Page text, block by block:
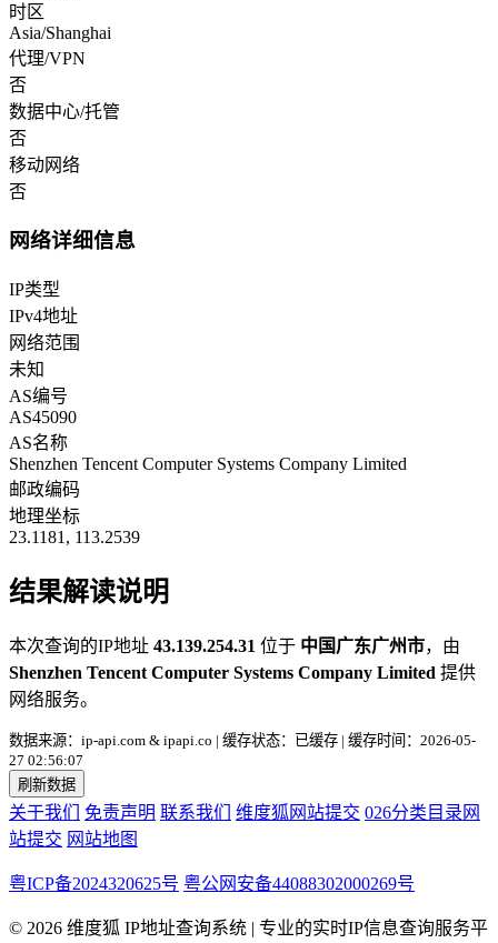
时区
Asia/Shanghai
代理/VPN
否
数据中心/托管
否
移动网络
否
网络详细信息
IP类型
IPv4地址
网络范围
未知
AS编号
AS45090
AS名称
Shenzhen Tencent Computer Systems Company Limited
邮政编码
地理坐标
23.1181, 113.2539
结果解读说明
本次查询的IP地址 43.139.254.31 位于 中国广东广州市，由
Shenzhen Tencent Computer Systems Company Limited 提供
网络服务。
数据来源：ip-api.com & ipapi.co | 缓存状态：已缓存 | 缓存时间：2026-05-
27 02:56:07
刷新数据
关于我们 免责声明 联系我们 维度狐网站提交 026分类目录网
站提交 网站地图
粤ICP备2024320625号 粤公网安备44088302000269号
© 2026 维度狐 IP地址查询系统 | 专业的实时IP信息查询服务平